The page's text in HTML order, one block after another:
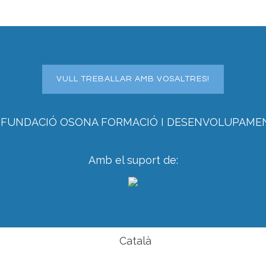
VULL TREBALLAR AMB VOSALTRES!
OSONA FORMACIÓ I
Amb el suport de:
Català